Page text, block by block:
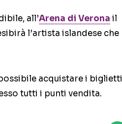
all’Arena di Verona il
l’artista islandese che
acquistare i biglietti
tutti i punti vendita.